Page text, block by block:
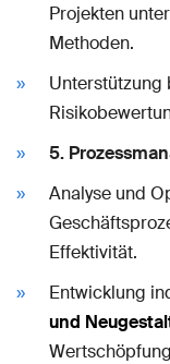
Projekten
Methoden.
Unterstützung
5.
Analyse und
Effektivität.
Entwicklung
und